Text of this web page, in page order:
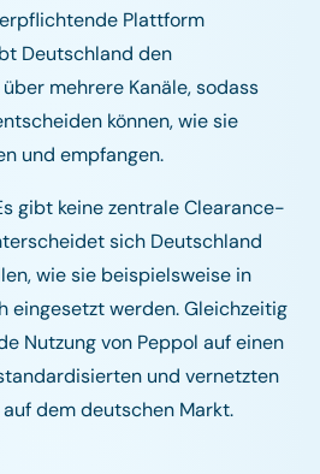
Plattform
Deutschland den
mehrere Kanäle, sodass
können, wie sie
und empfangen.
gibt keine zentrale Clearance-
sich Deutschland
wie sie beispielsweise in
eingesetzt werden. Gleichzeitig
Nutzung von Peppol auf einen
und vernetzten
dem deutschen Markt.